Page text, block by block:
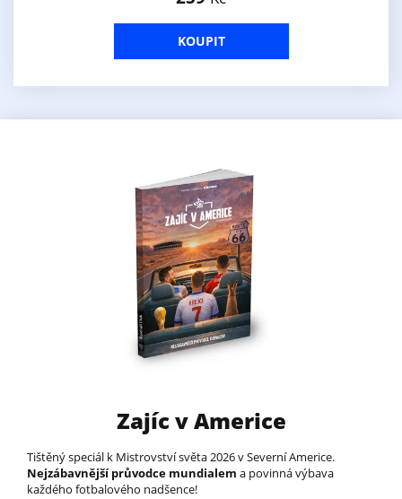
KOUPIT
Zajíc v Americe
Tištěný speciál k Mistrovství světa 2026 v Severní Americe.
Nejzábavnější průvodce mundialem a povinná výbava
každého fotbalového nadšence!